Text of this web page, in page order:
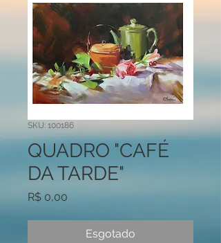
SKU: 100186
QUADRO "CAFÉ
DA TARDE"
R$ 0,00
Esgotado